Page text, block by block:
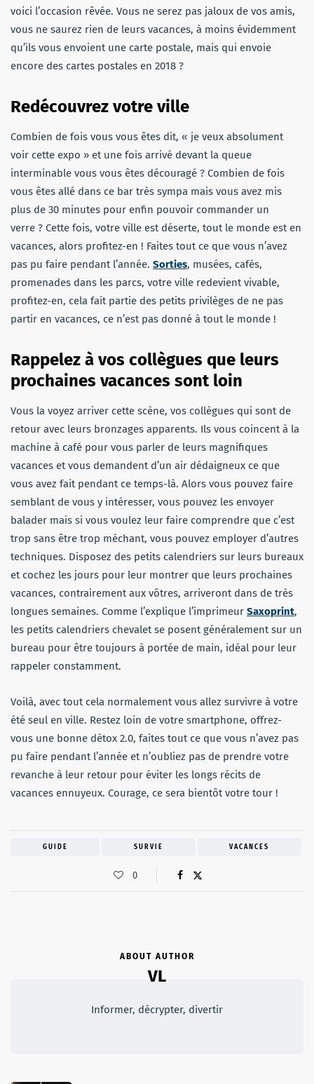
voici l’occasion rêvée. Vous ne serez pas jaloux de vos amis,
vous ne saurez rien de leurs vacances, à moins évidemment
qu’ils vous envoient une carte postale, mais qui envoie
encore des cartes postales en 2018 ?
Redécouvrez votre ville
Combien de fois vous vous êtes dit, « je veux absolument
voir cette expo » et une fois arrivé devant la queue
interminable vous vous êtes découragé ? Combien de fois
vous êtes allé dans ce bar très sympa mais vous avez mis
plus de 30 minutes pour enfin pouvoir commander un
verre ? Cette fois, votre ville est déserte, tout le monde est en
vacances, alors profitez-en ! Faites tout ce que vous n’avez
pas pu faire pendant l’année. Sorties, musées, cafés,
promenades dans les parcs, votre ville redevient vivable,
profitez-en, cela fait partie des petits privilèges de ne pas
partir en vacances, ce n’est pas donné à tout le monde !
Rappelez à vos collègues que leurs
prochaines vacances sont loin
Vous la voyez arriver cette scène, vos collègues qui sont de
retour avec leurs bronzages apparents. Ils vous coincent à la
machine à café pour vous parler de leurs magnifiques
vacances et vous demandent d’un air dédaigneux ce que
vous avez fait pendant ce temps-là. Alors vous pouvez faire
semblant de vous y intéresser, vous pouvez les envoyer
balader mais si vous voulez leur faire comprendre que c’est
trop sans être trop méchant, vous pouvez employer d’autres
techniques. Disposez des petits calendriers sur leurs bureaux
et cochez les jours pour leur montrer que leurs prochaines
vacances, contrairement aux vôtres, arriveront dans de très
longues semaines. Comme l’explique l’imprimeur Saxoprint,
les petits calendriers chevalet se posent généralement sur un
bureau pour être toujours à portée de main, idéal pour leur
rappeler constamment.
Voilà, avec tout cela normalement vous allez survivre à votre
été seul en ville. Restez loin de votre smartphone, offrez-
vous une bonne détox 2.0, faites tout ce que vous n’avez pas
pu faire pendant l’année et n’oubliez pas de prendre votre
revanche à leur retour pour éviter les longs récits de
vacances ennuyeux. Courage, ce sera bientôt votre tour !
GUIDE SURVIE VACANCES
0
ABOUT AUTHOR
VL
Informer, décrypter, divertir